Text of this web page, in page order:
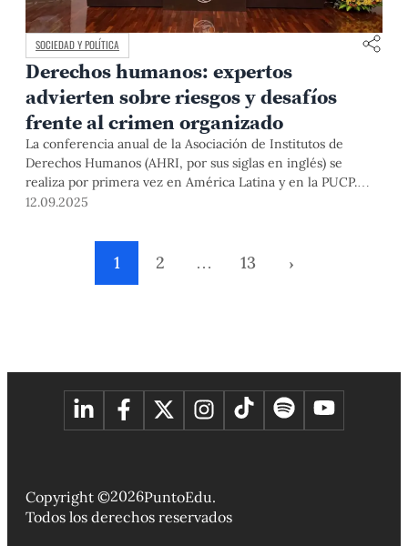
SOCIEDAD Y POLÍTICA
Derechos humanos: expertos
advierten sobre riesgos y desafíos
frente al crimen organizado
La conferencia anual de la Asociación de Institutos de
Derechos Humanos (AHRI, por sus siglas en inglés) se
realiza por primera vez en América Latina y en la PUCP.
Esta edición histórica reúne a especialistas de nuestra
analizar el impacto de la criminalidad organizada y las
estrategias para enfrentarla.
12.09.2025
1 2 … 13 ›
Copyright ©2026PuntoEdu.
Todos los derechos reservados